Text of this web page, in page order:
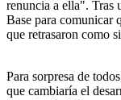
renuncia a ella". Tras
Base para comunicar
que retrasaron como
Para sorpresa de
que cambiaría el